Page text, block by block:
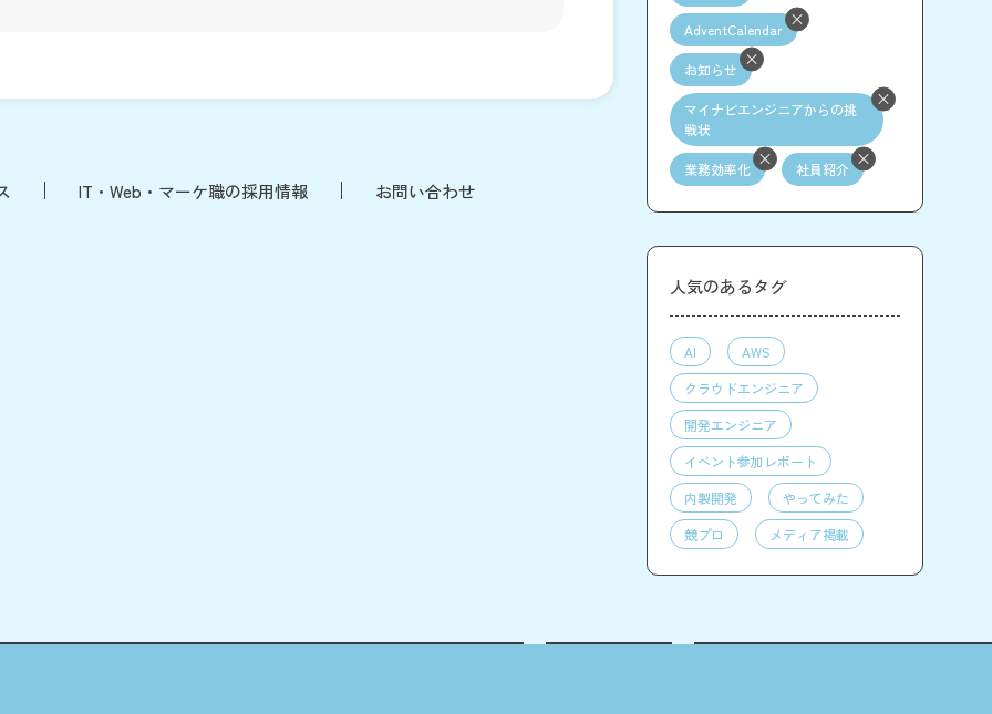
IT・Web・マーケ職の採用情報 お問い合わせ
AdventCalendar
お知らせ
マイナビエンジニアからの挑
戦状
業務効率化 社員紹介
人気のあるタグ
AI
AWS
クラウドエンジニア
開発エンジニア
イベント参加レポート
内製開発
やってみた
競プロ
メディア掲載